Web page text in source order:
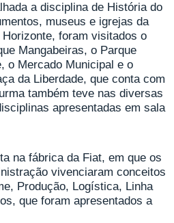
a disciplina de História do
museus e igrejas da
foram visitados o
Mangabeiras, o Parque
o Mercado Municipal e o
da Liberdade, que conta com
também teve nas diversas
apresentadas em sala
na fábrica da Fiat, em que os
vivenciaram conceitos
Produção, Logística, Linha
que foram apresentados a